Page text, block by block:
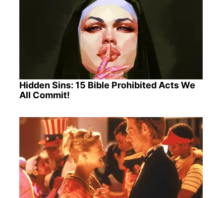
Hidden Sins: 15 Bible Prohibited Acts We
All Commit!